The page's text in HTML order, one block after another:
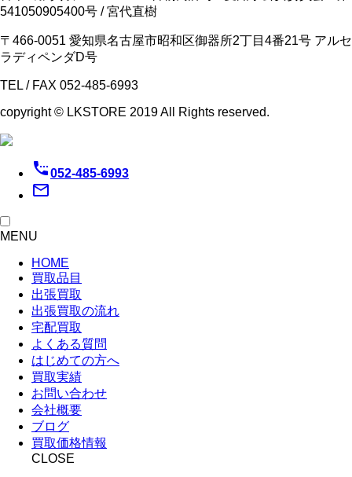
541050905400号 / 宮代直樹
〒466-0051 愛知県名古屋市昭和区御器所2丁目4番21号 アルセ
ラディペンダD号
TEL / FAX 052-485-6993
copyright © LKSTORE 2019 All Rights reserved.
settings_phone052-485-6993
mail_outline
MENU
HOME
買取品目
出張買取
出張買取の流れ
宅配買取
よくある質問
はじめての方へ
買取実績
お問い合わせ
会社概要
ブログ
買取価格情報
CLOSE